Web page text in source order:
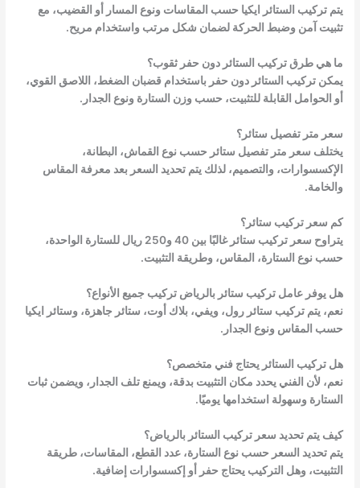
يتم تركيب الستائر ايكيا حسب المقاسات ونوع المسار أو القضيب، مع
تثبيت آمن وضبط الحركة لضمان شكل مرتب واستخدام مريح.
ما هي طرق تركيب الستائر دون حفر ثقوب؟
يمكن تركيب الستائر دون حفر باستخدام قضبان الضغط، اللاصق القوي،
أو الحوامل القابلة للتثبيت، حسب وزن الستارة ونوع الجدار.
سعر متر تفصيل ستائر؟
يختلف سعر متر تفصيل ستائر حسب نوع القماش، البطانة،
الإكسسوارات، والتصميم، لذلك يتم تحديد السعر بعد معرفة المقاس
والخامة.
كم سعر تركيب ستائر؟
يتراوح سعر تركيب ستائر غالبًا بين 40 و250 ريال للستارة الواحدة،
حسب نوع الستارة، المقاس، وطريقة التثبيت.
هل يوفر عامل تركيب ستائر بالرياض تركيب جميع الأنواع؟
نعم، يتم تركيب ستائر رول، ويفي، بلاك أوت، ستائر جاهزة، وستائر ايكيا
حسب المقاس ونوع الجدار.
هل تركيب الستائر يحتاج فني متخصص؟
نعم، لأن الفني يحدد مكان التثبيت بدقة، ويمنع تلف الجدار، ويضمن ثبات
الستارة وسهولة استخدامها يوميًا.
كيف يتم تحديد سعر تركيب الستائر بالرياض؟
يتم تحديد السعر حسب نوع الستارة، عدد القطع، المقاسات، طريقة
التثبيت، وهل التركيب يحتاج حفر أو إكسسوارات إضافية.